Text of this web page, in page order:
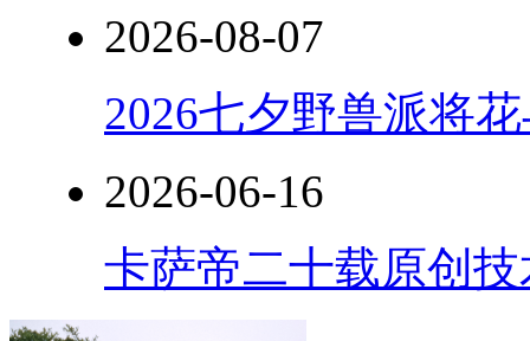
2026-08-07
2026七夕野兽派将
2026-06-16
卡萨帝二十载原创